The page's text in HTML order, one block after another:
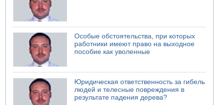
Особые обстоятельства, при которых
работники имеют право на выходное
пособие как уволенные
Юридическая ответственность за гибель
людей и телесные повреждения в
результате падения дерева?